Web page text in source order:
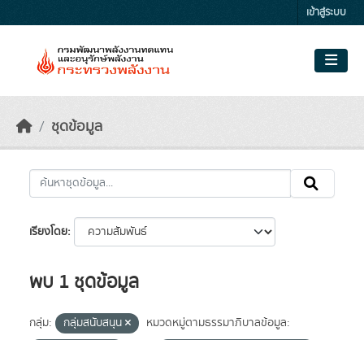
เข้าสู่ระบบ
ชุดข้อมูล
เรียงโดย
พบ 1 ชุดข้อมูล
กลุ่ม: กลุ่มสนับสนุน
หมวดหมู่ตามธรรมาภิบาลข้อมูล: